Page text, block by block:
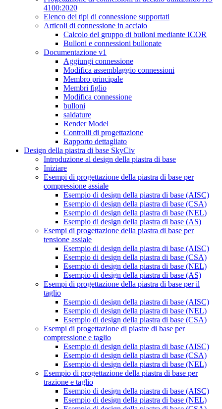
4100:2020
Elenco dei tipi di connessione supportati
Articoli di connessione in acciaio
Calcolo del gruppo di bulloni mediante ICOR
Bulloni e connessioni bullonate
Documentazione v1
Aggiungi connessione
Modifica assemblaggio connessioni
Membro principale
Membri figlio
Modifica connessione
bulloni
saldature
Render Model
Controlli di progettazione
Rapporto dettagliato
Design della piastra di base SkyCiv
Introduzione al design della piastra di base
Iniziare
Esempi di progettazione della piastra di base per
compressione assiale
Esempio di design della piastra di base (AISC)
Esempio di design della piastra di base (CSA)
Esempio di design della piastra di base (NEL)
Esempio di design della piastra di base (AS)
Esempi di progettazione della piastra di base per
tensione assiale
Esempio di design della piastra di base (AISC)
Esempio di design della piastra di base (CSA)
Esempio di design della piastra di base (NEL)
Esempio di design della piastra di base (AS)
Esempi di progettazione della piastra di base per il
taglio
Esempio di design della piastra di base (AISC)
Esempio di design della piastra di base (NEL)
Esempio di design della piastra di base (CSA)
Esempi di progettazione di piastre di base per
compressione e taglio
Esempio di design della piastra di base (AISC)
Esempio di design della piastra di base (CSA)
Esempio di design della piastra di base (NEL)
Esempio di progettazione della piastra di base per
trazione e taglio
Esempio di design della piastra di base (AISC)
Esempio di design della piastra di base (NEL)